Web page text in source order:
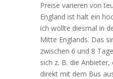
Preise varieren von
England ist halt ein
ich wollte diesmal in
Mitte Englands. Das
zwischen 6 und 8
sich z. B. die
direkt mit dem Bus